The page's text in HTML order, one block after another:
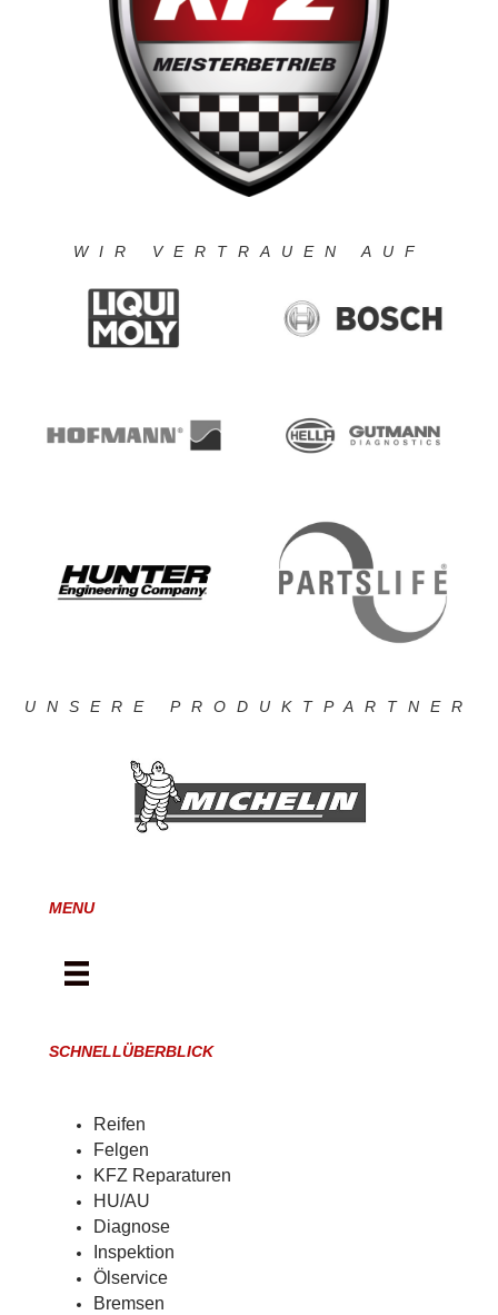
WIR VERTRAUEN AUF
UNSERE PRODUKTPARTNER
MENU
SCHNELLÜBERBLICK
Reifen
Felgen
KFZ Reparaturen
HU/AU
Diagnose
Inspektion
Ölservice
Bremsen